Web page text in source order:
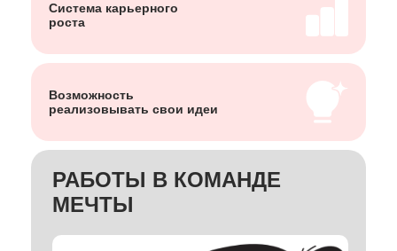
Система карьерного
роста
Возможность
реализовывать свои идеи
РАБОТЫ В КОМАНДЕ
МЕЧТЫ